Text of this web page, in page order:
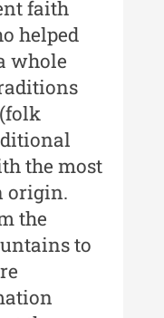
a
a
faith
helped
whole
the most
origin.
the
to